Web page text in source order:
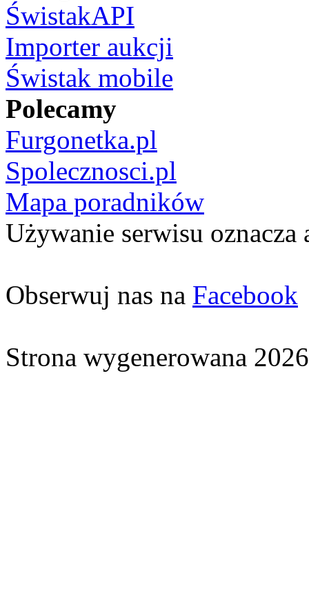
ŚwistakAPI
Importer aukcji
Świstak mobile
Polecamy
Furgonetka.pl
Spolecznosci.pl
Mapa poradników
Używanie serwisu oznacza
Obserwuj nas na Facebook
Strona wygenerowana